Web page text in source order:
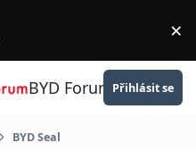
×
BYD Forum Přihlásit se
BYD Seal